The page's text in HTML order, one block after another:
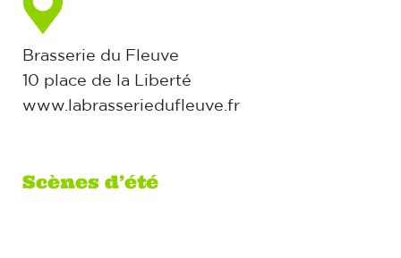
Brasserie du Fleuve
10 place de la Liberté
www.labrasseriedufleuve.fr
Scènes d’été